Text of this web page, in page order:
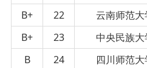
B+
22 云南师范大
B+
23 中央民族大
B
24 四川师范大